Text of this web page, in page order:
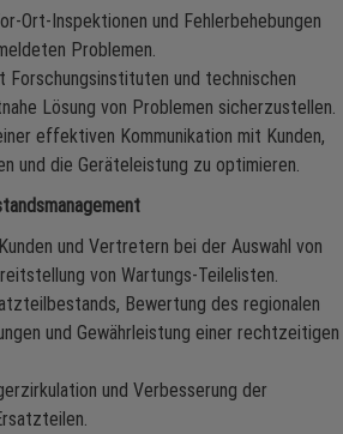
Ort-Inspektionen und Fehlerbehebungen
Problemen.
Forschungsinstituten und technischen
Lösung von Problemen sicherzustellen.
effektiven Kommunikation mit Kunden,
und die Geräteleistung zu optimieren.
und Vertretern bei der Auswahl von
von Wartungs-Teilelisten.
Bewertung des regionalen
und Gewährleistung einer rechtzeitigen
und Verbesserung der